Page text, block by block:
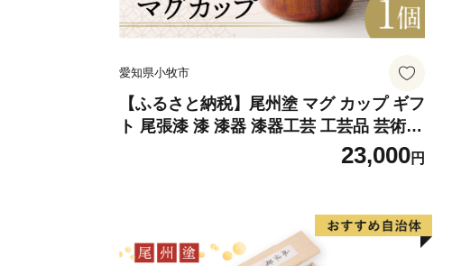
愛知県小牧市
【ふるさと納税】尾州塗 マグ カップ ギフ
ト 尾張漆 漆 漆器 漆器工芸 工芸品 芸術性
実用性 抗菌性 美味しく安全な食事 手作り
贈答用 くつろぎ おうち時間 プレゼント
23,000円